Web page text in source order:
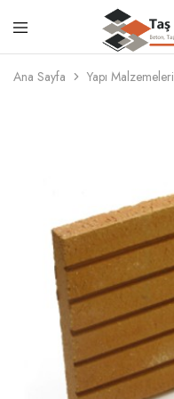
Taş
Dekorasyon
Beton,
Taş
Ana Sayfa Yapı Malzemeleri